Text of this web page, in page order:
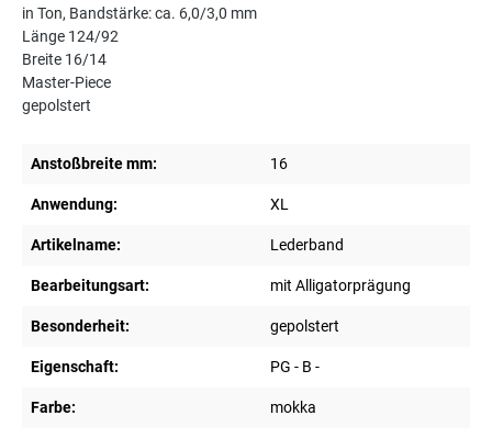
in Ton, Bandstärke: ca. 6,0/3,0 mm
Länge 124/92
Breite 16/14
Master-Piece
gepolstert
Anstoßbreite mm: 16
Anwendung: XL
Artikelname: Lederband
Bearbeitungsart: mit Alligatorprägung
Besonderheit: gepolstert
Eigenschaft: PG - B -
Farbe: mokka